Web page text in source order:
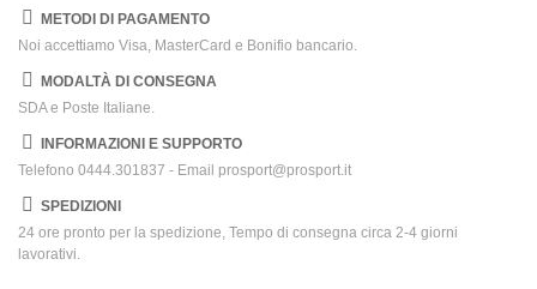
METODI DI PAGAMENTO
Noi accettiamo Visa, MasterCard e Bonifio bancario.
MODALTÀ DI CONSEGNA
SDA e Poste Italiane.
INFORMAZIONI E SUPPORTO
Telefono 0444.301837 - Email prosport@prosport.it
SPEDIZIONI
24 ore pronto per la spedizione, Tempo di consegna circa 2-4 giorni
lavorativi.